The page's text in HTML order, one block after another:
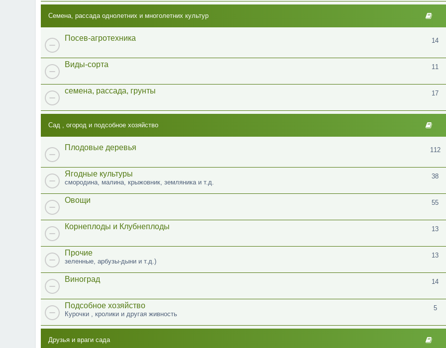
Семена, рассада однолетних и многолетних культур
Посев-агротехника 14
Виды-сорта 11
семена, рассада, грунты 17
Сад , огород и подсобное хозяйство
Плодовые деревья 112
Ягодные культуры
смородина, малина, крыжовник, земляника и т.д.
38
Овощи 55
Корнеплоды и Клубнеплоды 13
Прочие
зеленные, арбузы-дыни и т.д.)
13
Виноград 14
Подсобное хозяйство
Курочки , кролики и другая живность
5
Друзья и враги сада